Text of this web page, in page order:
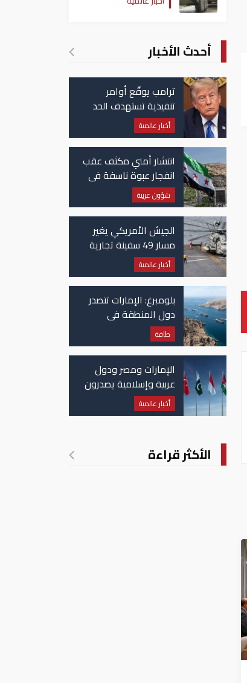
أحدث الأخبار
ترامب يوقّع أوامر
تنفيذية تستهدف الحد
من منح الجنسية
الأمريكية بالولادة
أخبار عالمية
انتشار أمني مكثف عقب
انفجار عبوة ناسفة في
حافلة ركاب في سوريا
شؤون عربية
الجيش الأمريكي يغير
مسار 49 سفينة تجارية
في مضيق هرمز
أخبار عالمية
بلومبرغ: الإمارات تتصدر
دول المنطقة في
صادرات النفط عبر مضيق
هرمز
طاقة
الإمارات ومصر ودول
عربية وإسلامية يصدرون
بيانا مشتركا بشأن
الانتهاكات الإسرائيلية
أخبار عالمية
الأكثر قراءة